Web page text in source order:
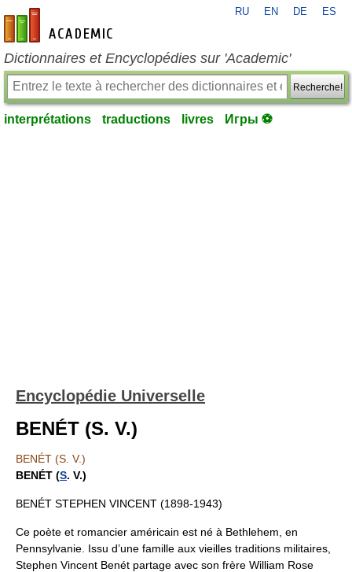
fr-academic.com
RU EN DE ES
Dictionnaires et Encyclopédies sur 'Academic'
Recherche!
interprétations traductions livres Игры ⚽
Encyclopédie Universelle
BENÉT (S. V.)
BENÉT (S. V.)
BENÉT (S. V.)
BENÉT STEPHEN VINCENT (1898-1943)
Ce poète et romancier américain est né à Bethlehem, en
Pennsylvanie. Issu d’une famille aux vieilles traditions militaires,
Stephen Vincent Benét partage avec son frère William Rose